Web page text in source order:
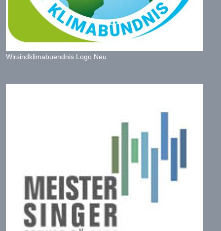
Wirsindklimabuendnis Logo Neu